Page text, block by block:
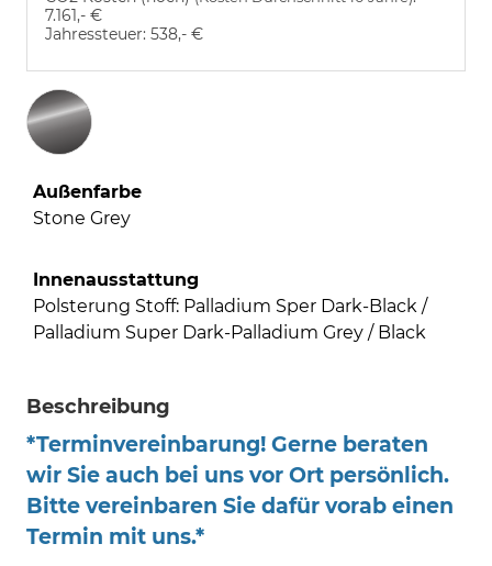
7.161,- €
Jahressteuer: 538,- €
Außenfarbe
Stone Grey
Innenausstattung
Polsterung Stoff: Palladium Sper Dark-Black /
Palladium Super Dark-Palladium Grey / Black
Beschreibung
*Terminvereinbarung! Gerne beraten
wir Sie auch bei uns vor Ort persönlich.
Bitte vereinbaren Sie dafür vorab einen
Termin mit uns.*